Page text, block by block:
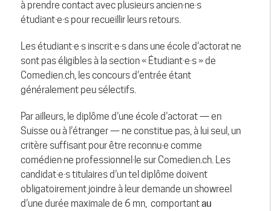
à prendre contact avec plusieurs ancien·ne·s
étudiant·e·s pour recueillir leurs retours.
Les étudiant·e·s inscrit·e·s dans une école d’actorat ne
sont pas éligibles à la section « Étudiant·e·s » de
Comedien.ch, les concours d’entrée étant
généralement peu sélectifs.
Par ailleurs, le diplôme d’une école d’actorat — en
Suisse ou à l’étranger — ne constitue pas, à lui seul, un
critère suffisant pour être reconnu·e comme
comédien·ne professionnel·le sur Comedien.ch. Les
candidat·e·s titulaires d’un tel diplôme doivent
obligatoirement joindre à leur demande un showreel
d’une durée maximale de 6 mn, comportantau